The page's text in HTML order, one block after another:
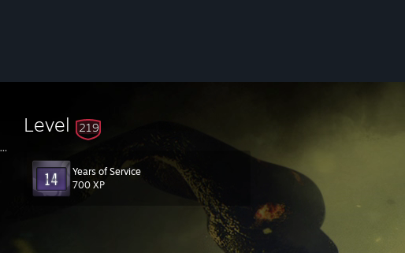
Level 219
Years of Service
700 XP